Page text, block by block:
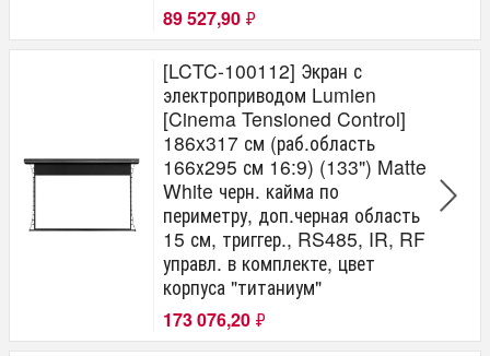
89 527,90 ₽
[LCTC-100112] Экран с
электроприводом Lumien
[Cinema Tensioned Control]
186x317 см (раб.область
166х295 см 16:9) (133") Matte
White черн. кайма по
периметру, доп.черная область
15 см, триггер., RS485, IR, RF
управл. в комплекте, цвет
корпуса "титаниум"
173 076,20 ₽